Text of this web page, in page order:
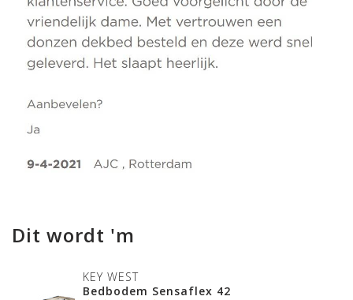
Dit wordt 'm
KEY WEST
Bedbodem Sensaflex 42